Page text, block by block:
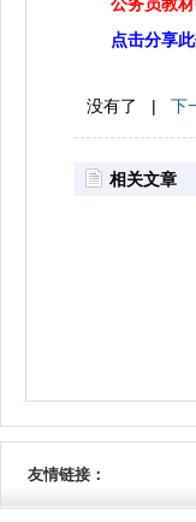
点击分享此
没有了 | 下
相关文章
友情链接：